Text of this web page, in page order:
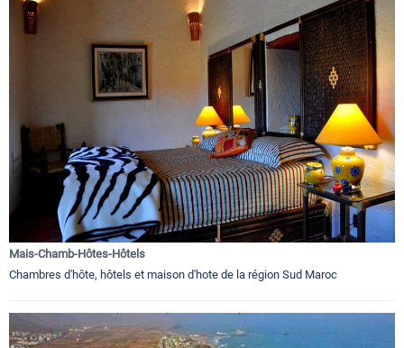
Mais-Chamb-Hôtes-Hôtels
Chambres d'hôte, hôtels et maison d'hote de la région Sud Maroc